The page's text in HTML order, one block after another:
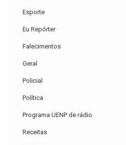
Esporte
Eu Repórter
Falecimentos
Geral
Policial
Política
Programa UENP de rádio
Receitas